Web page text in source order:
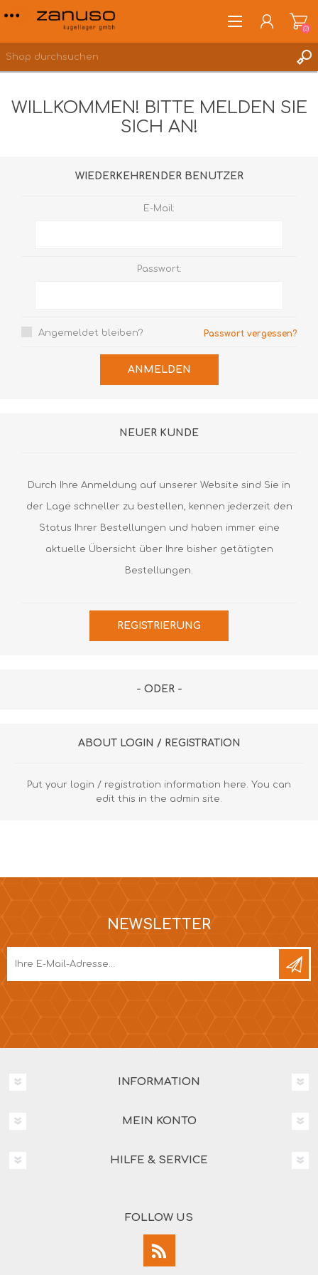
(0)
WILLKOMMEN! BITTE MELDEN SIE
SICH AN!
WIEDERKEHRENDER BENUTZER
E-Mail:
Passwort:
Angemeldet bleiben? Passwort vergessen?
ANMELDEN
NEUER KUNDE
Durch Ihre Anmeldung auf unserer Website sind Sie in
der Lage schneller zu bestellen, kennen jederzeit den
Status Ihrer Bestellungen und haben immer eine
aktuelle Übersicht über Ihre bisher getätigten
Bestellungen.
REGISTRIERUNG
- ODER -
ABOUT LOGIN / REGISTRATION
Put your login / registration information here. You can
edit this in the admin site.
NEWSLETTER
INFORMATION
MEIN KONTO
HILFE & SERVICE
FOLLOW US